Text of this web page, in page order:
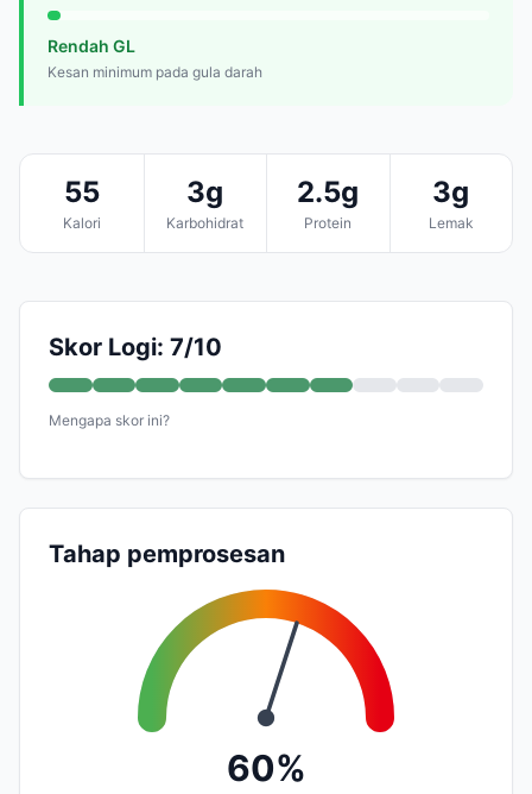
Rendah GL
Kesan minimum pada gula darah
55
Kalori
3g
Karbohidrat
2.5g
Protein
3g
Lemak
Skor Logi: 7/10
Mengapa skor ini?
Tahap pemprosesan
60%